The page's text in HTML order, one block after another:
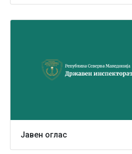
Јавен оглас